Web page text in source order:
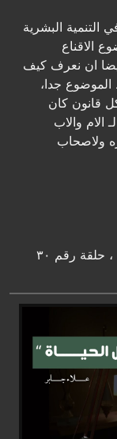
البشرية
الاقناع
ايضا ان نعرف كيف
الموضوع جدا،
وفي كل قانون كان
الام والاب
ولاصحاب
، حلقة رقم ٣٠